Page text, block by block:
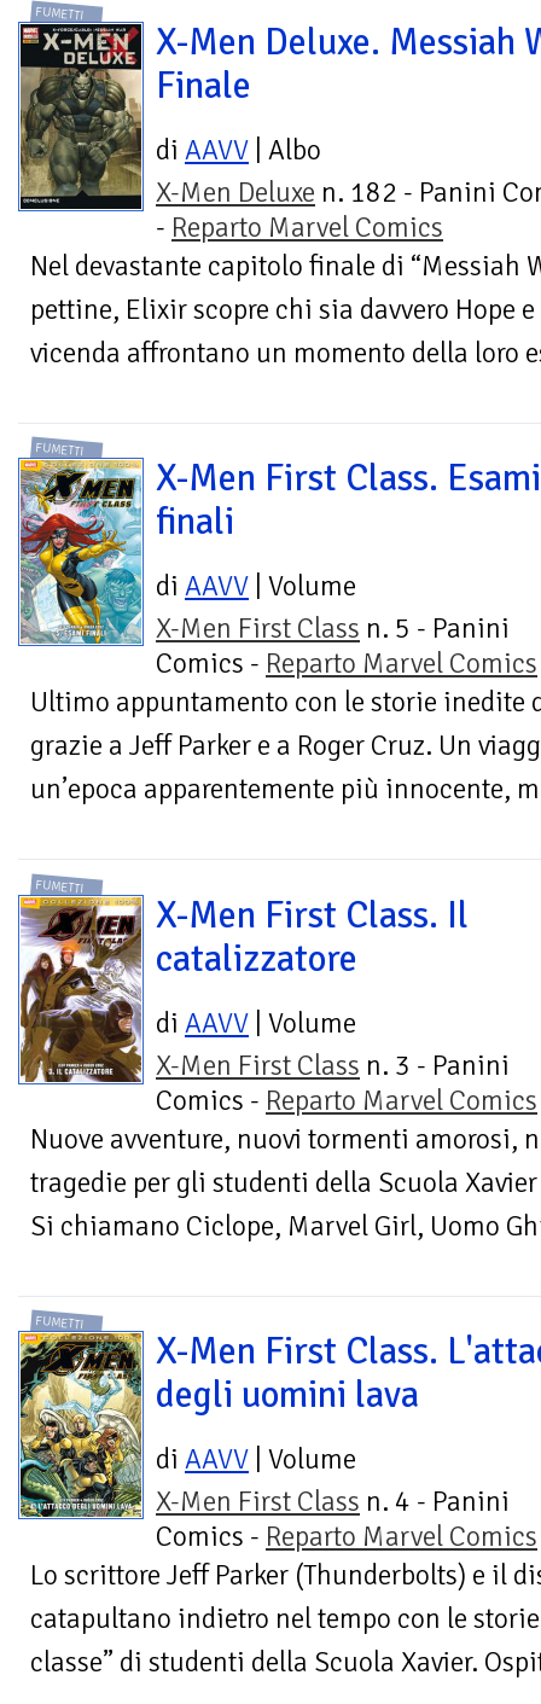
FUMETTI
X-Men Deluxe. Messiah
Finale
di AAVV | Albo
X-Men Deluxe n. 182 - Panini
- Reparto Marvel Comics
Nel devastante capitolo finale di “Messiah
pettine, Elixir scopre chi sia davvero Hope
vicenda affrontano un momento della loro
FUMETTI
X-Men First Class. Esami
finali
di AAVV | Volume
X-Men First Class n. 5 - Panini
Comics - Reparto Marvel Comics
Ultimo appuntamento con le storie inedite
grazie a Jeff Parker e a Roger Cruz. Un
un’epoca apparentemente più innocente,
FUMETTI
X-Men First Class. Il
catalizzatore
di AAVV | Volume
X-Men First Class n. 3 - Panini
Comics - Reparto Marvel Comics
Nuove avventure, nuovi tormenti amorosi,
tragedie per gli studenti della Scuola
Si chiamano Ciclope, Marvel Girl, Uomo
FUMETTI
X-Men First Class.
degli uomini lava
di AAVV | Volume
X-Men First Class n. 4 - Panini
Comics - Reparto Marvel Comics
Lo scrittore Jeff Parker (Thunderbolts) e il
catapultano indietro nel tempo con le
classe” di studenti della Scuola Xavier.